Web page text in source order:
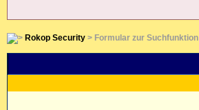
Rokop Security> Formular zur Suchfunktion